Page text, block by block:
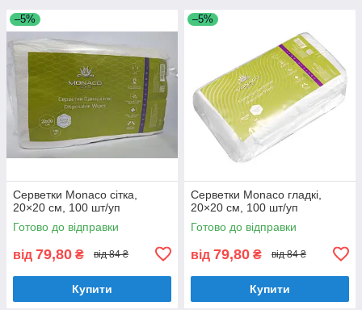
–5%
Серветки Monaco сітка,
20×20 см, 100 шт/уп
Готово до відправки
від 79,80 ₴ від 84 ₴
Купити
–5%
Серветки Monaco гладкі,
20×20 см, 100 шт/уп
Готово до відправки
від 79,80 ₴ від 84 ₴
Купити